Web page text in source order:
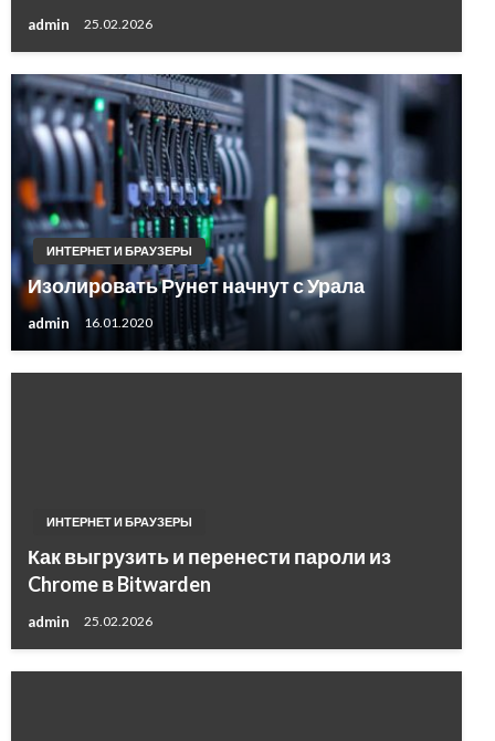
admin 25.02.2026
ИНТЕРНЕТ И БРАУЗЕРЫ
Изолировать Рунет начнут с Урала
admin 16.01.2020
ИНТЕРНЕТ И БРАУЗЕРЫ
Как выгрузить и перенести пароли из
Chrome в Bitwarden
admin 25.02.2026